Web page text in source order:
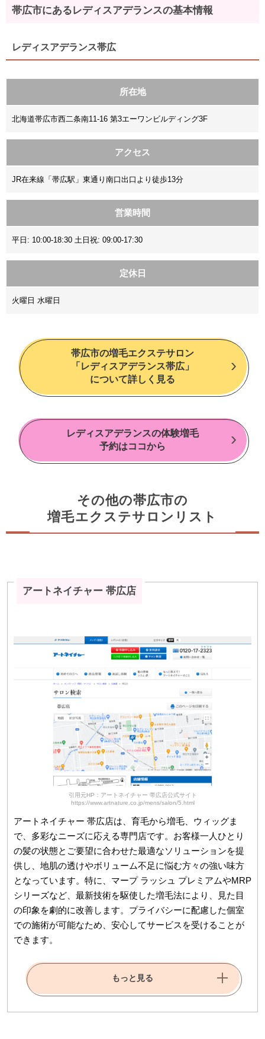
帯広市にあるレディスアデランスの基本情報
レディスアデランス帯広
所在地
北海道帯広市西二条南11-16 第3エーワンビルディング3F
アクセス
JR在来線「帯広駅」東通り南口出口より徒歩13分
営業時間
平日: 10:00-18:30 土日祝: 09:00-17:30
定休日
火曜日 水曜日
帯広市の増毛エクステサロン
「レディスアデランス帯広」
について詳しく見る
レディスアデランスの体験増毛
予約はココから
その他の帯広市の
増毛エクステサロンリスト
アートネイチャー 帯広店
引用元HP：アートネイチャー 帯広店公式サイト
https://www.artnature.co.jp/mens/salon/5.html
アートネイチャー 帯広店は、育毛から増毛、ウィッグま
で、多彩なニーズに応える専門店です。お客様一人ひとり
の髪の状態とご要望に合わせた最適なソリューションを提
供し、地肌の透けやボリューム不足に悩む方々の強い味方
となっています。特に、マープ ラッシュ プレミアムやMRP
シリーズなど、最新技術を駆使した増毛法により、見た目
の印象を劇的に改善します。プライバシーに配慮した個室
での施術が可能なため、安心してサービスを受けることが
できます。
もっと見る